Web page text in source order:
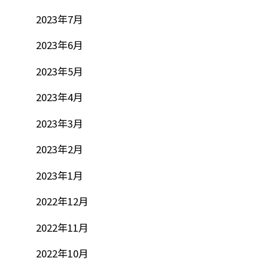
2023年7月
2023年6月
2023年5月
2023年4月
2023年3月
2023年2月
2023年1月
2022年12月
2022年11月
2022年10月